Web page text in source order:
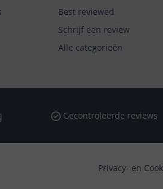
Best reviewed
Schrijf een review
Alle categorieën
Gecontroleerde reviews
Privacy- en